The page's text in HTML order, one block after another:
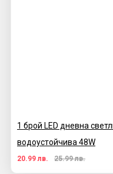
1 брой LED дневна
водоустойчива 48W
20.99 лв. 25.99 лв.